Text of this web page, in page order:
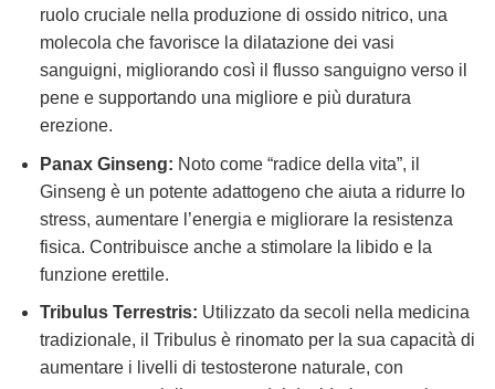
ruolo cruciale nella produzione di ossido nitrico, una
molecola che favorisce la dilatazione dei vasi
sanguigni, migliorando così il flusso sanguigno verso il
pene e supportando una migliore e più duratura
erezione.
Panax Ginseng: Noto come “radice della vita”, il
Ginseng è un potente adattogeno che aiuta a ridurre lo
stress, aumentare l’energia e migliorare la resistenza
fisica. Contribuisce anche a stimolare la libido e la
funzione erettile.
Tribulus Terrestris: Utilizzato da secoli nella medicina
tradizionale, il Tribulus è rinomato per la sua capacità di
aumentare i livelli di testosterone naturale, con